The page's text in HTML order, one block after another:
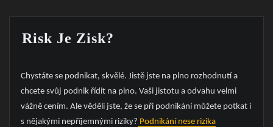
Risk Je Zisk?
Chystáte se podnikat, skvělé. Jistě jste na plno rozhodnutí a
chcete svůj podnik řídit na plno. Vaši jistotu a odvahu velmi
vážně cením. Ale věděli jste, že se při podnikání můžete potkat i
s nějakými nepříjemnými riziky? Podnikání nese rizika